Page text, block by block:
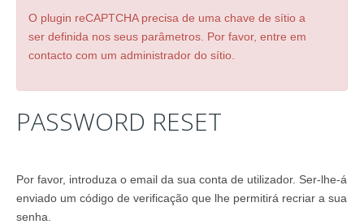
RESPONSABILIDADE AMBIENTAL
INFORMAÇÃO AO CONSUMIDOR
IDEALIZAÇÃO/PROJEÇÃO/DECORAÇÃO
CARPINTARIA GERAL
SERVIÇOS PERSONALIZADOS
ACABAMENTOS
O plugin reCAPTCHA precisa de uma chave de sítio a
ser definida nos seus parâmetros. Por favor, entre em
contacto com um administrador do sítio.
PASSWORD RESET
Por favor, introduza o email da sua conta de utilizador. Ser-lhe-á
enviado um código de verificação que lhe permitirá recriar a sua
senha.